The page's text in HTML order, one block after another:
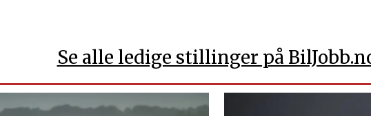
Se alle ledige stillinger på